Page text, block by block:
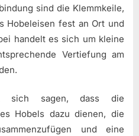
sind die Klemmkeile,
Hobeleisen fest an Ort und
handelt es sich um kleine
Vertiefung am
sich sagen, dass die
Hobels dazu dienen, die
und eine